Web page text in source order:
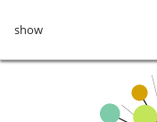
aushow